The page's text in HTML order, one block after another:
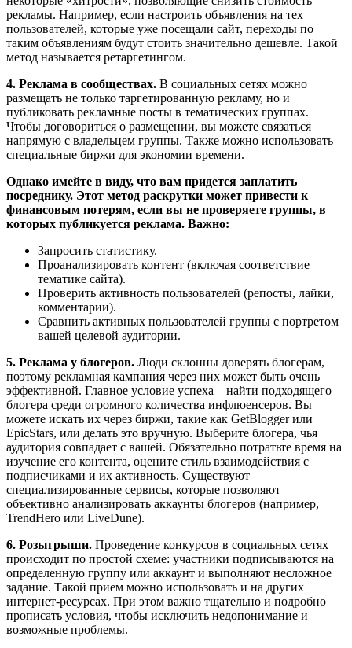
рекламы. Например, если настроить объявления на тех
пользователей, которые уже посещали сайт, переходы по
таким объявлениям будут стоить значительно дешевле. Такой
метод называется ретаргетингом.
4. Реклама в сообществах. В социальных сетях можно
размещать не только таргетированную рекламу, но и
публиковать рекламные посты в тематических группах.
Чтобы договориться о размещении, вы можете связаться
напрямую с владельцем группы. Также можно использовать
специальные биржи для экономии времени.
Однако имейте в виду, что вам придется заплатить
посреднику. Этот метод раскрутки может привести к
финансовым потерям, если вы не проверяете группы, в
которых публикуется реклама. Важно:
Запросить статистику.
Проанализировать контент (включая соответствие
тематике сайта).
Проверить активность пользователей (репосты, лайки,
комментарии).
Сравнить активных пользователей группы с портретом
вашей целевой аудитории.
5. Реклама у блогеров. Люди склонны доверять блогерам,
поэтому рекламная кампания через них может быть очень
эффективной. Главное условие успеха – найти подходящего
блогера среди огромного количества инфлюенсеров. Вы
можете искать их через биржи, такие как GetBlogger или
EpicStars, или делать это вручную. Выберите блогера, чья
аудитория совпадает с вашей. Обязательно потратьте время на
изучение его контента, оцените стиль взаимодействия с
подписчиками и их активность. Существуют
специализированные сервисы, которые позволяют
объективно анализировать аккаунты блогеров (например,
TrendHero или LiveDune).
6. Розыгрыши. Проведение конкурсов в социальных сетях
происходит по простой схеме: участники подписываются на
определенную группу или аккаунт и выполняют несложное
задание. Такой прием можно использовать и на других
интернет-ресурсах. При этом важно тщательно и подробно
прописать условия, чтобы исключить недопонимание и
возможные проблемы.